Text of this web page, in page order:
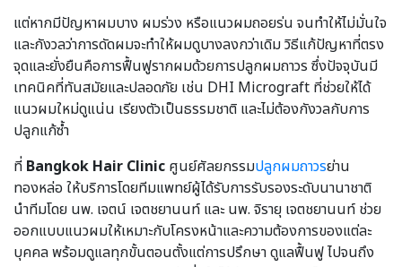
แต่หากมีปัญหาผมบาง ผมร่วง หรือแนวผมถอยร่น จนทำให้ไม่มั่นใจ
และกังวลว่าการดัดผมจะทำให้ผมดูบางลงกว่าเดิม วิธีแก้ปัญหาที่ตรง
จุดและยั่งยืนคือการฟื้นฟูรากผมด้วยการปลูกผมถาวร ซึ่งปัจจุบันมี
เทคนิคที่ทันสมัยและปลอดภัย เช่น DHI Micrograft ที่ช่วยให้ได้
แนวผมใหม่ดูแน่น เรียงตัวเป็นธรรมชาติ และไม่ต้องกังวลกับการ
ปลูกแก้ซ้ำ
ที่ Bangkok Hair Clinic ศูนย์ศัลยกรรมปลูกผมถาวรย่าน
ทองหล่อ ให้บริการโดยทีมแพทย์ผู้ได้รับการรับรองระดับนานาชาติ
นำทีมโดย นพ. เจตน์ เจตชยานนท์ และ นพ. จิรายุ เจตชยานนท์ ช่วย
ออกแบบแนวผมให้เหมาะกับโครงหน้าและความต้องการของแต่ละ
บุคคล พร้อมดูแลทุกขั้นตอนตั้งแต่การปรึกษา ดูแลฟื้นฟู ไปจนถึง